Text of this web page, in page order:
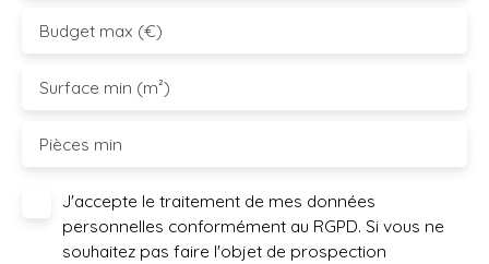
Budget max (€)
Surface min (m²)
Pièces min
J'accepte le traitement de mes données
personnelles conformément au RGPD. Si vous ne
souhaitez pas faire l'objet de prospection